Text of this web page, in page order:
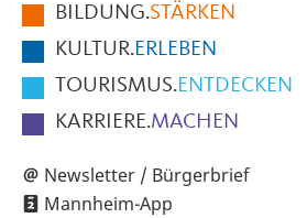
SeiteBILDUNG.STÄRKEN
KULTUR.ERLEBEN
TOURISMUS.ENTDECKEN
KARRIERE.MACHEN
Newsletter / Bürgerbrief
Mannheim-App